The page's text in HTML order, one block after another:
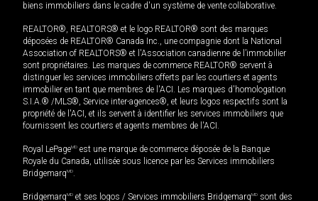
biens immobiliers dans le cadre d'un système de vente collaborative.
REALTOR®, REALTORS® et le logo REALTOR® sont des marques
déposées de REALTOR® Canada Inc., une compagnie dont la National
Association of REALTORS® et l'Association canadienne de l’immobilier
sont propriétaires. Les marques de commerce REALTOR® servent à
distinguer les services immobiliers offerts par les courtiers et agents
immobilier en tant que membres de l'ACI. Les marques d'homologation
S.I.A.® /MLS®, Service inter-agences®, et leurs logos respectifs sont la
propriété de l'ACI, et ils servent à identifier les services immobiliers que
fournissent les courtiers et agents membres de l'ACI.
Royal LePageMD est une marque de commerce déposée de la Banque
Royale du Canada, utilisée sous licence par les Services immobiliers
BridgemarqMD.
BridgemarqMD et ses logos / Services immobiliers BridgemarqMD sont des